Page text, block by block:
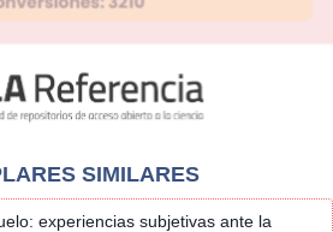
SIMILARES
experiencias subjetivas ante la